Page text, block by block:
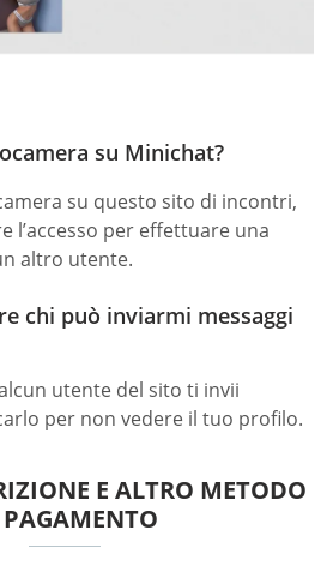
su Minichat?
su questo sito di incontri,
l’accesso per effettuare una
altro utente.
chi può inviarmi messaggi
utente del sito ti invii
per non vedere il tuo profilo.
E ALTRO METODO